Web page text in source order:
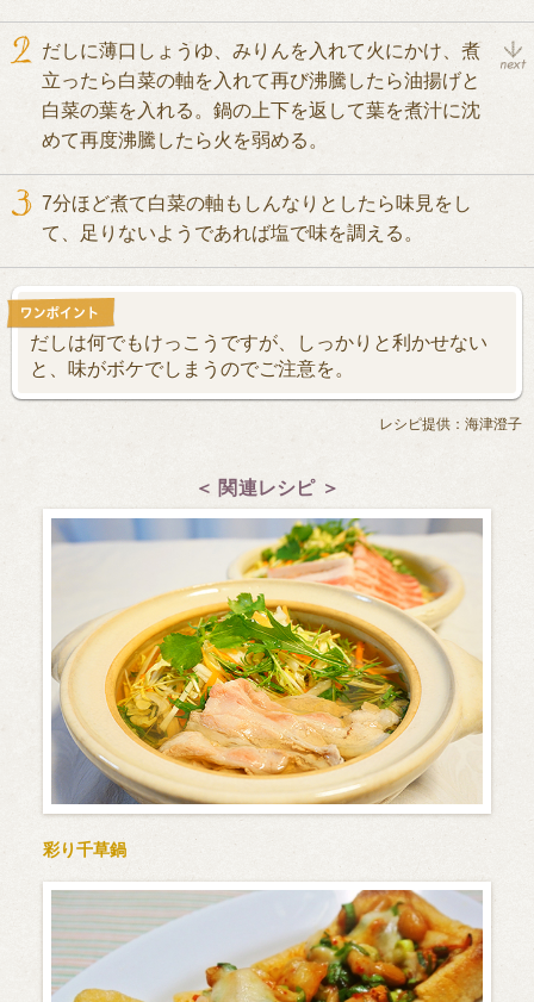
だしに薄口しょうゆ、みりんを入れて火にかけ、煮
立ったら白菜の軸を入れて再び沸騰したら油揚げと
白菜の葉を入れる。鍋の上下を返して葉を煮汁に沈
めて再度沸騰したら火を弱める。
7分ほど煮て白菜の軸もしんなりとしたら味見をし
て、足りないようであれば塩で味を調える。
だしは何でもけっこうですが、しっかりと利かせない
と、味がボケでしまうのでご注意を。
レシピ提供：海津澄子
＜ 関連レシピ ＞
彩り千草鍋